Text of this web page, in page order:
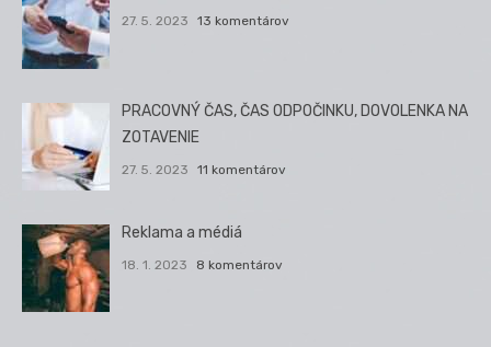
27. 5. 2023 13 komentárov
PRACOVNÝ ČAS, ČAS ODPOČINKU, DOVOLENKA NA
ZOTAVENIE
27. 5. 2023 11 komentárov
Reklama a médiá
18. 1. 2023 8 komentárov